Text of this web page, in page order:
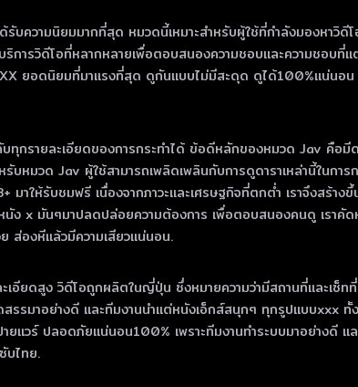
บความนิยมมากที่สุด หมวดนี้เหมาะสําหรับผู้ใช้ที่กําลังมองหา
การวิดีโอที่หลากหลายเพื่อตอบสนองความชอบและความชอ
ยอดนิยมที่มาแรงที่สุด ดูกันแบบไม่มีสะดุด ดูได้100%แน่นอน
ทุกรายละเอียดของการกระทําได้ ข้อดีหลักของหมวด Jav คือ
รับหมวด Jav ผู้ใช้สามารถเพลิดเพลินกับการดูดาราเหล่านี้ในกา
มาให้รับชมฟรี เนื่องจากภาวะและเศรษฐกิจที่ตกต่ำ เราจึงสร้า
นัง x มันๆมาปลดปล่อยความต้องการ เพื่อตอบสนองคนดู เรา
ส่องหีแล้วมีความเสียวแน่นอน.
เอียดสูง วิดีโอถูกผลิตในญี่ปุ่น ซึ่งหมายความว่ามีสถานที่และเซ็
สรรมาอย่างดี และทีมงานนำแต่หนังเอ็กส์สนุกๆ ทุกรูปแบบxxx
แวร์ ปลอดภัยแน่นอน100% เพราะทีมงานทำระบบมาอย่างดี
บไทย.